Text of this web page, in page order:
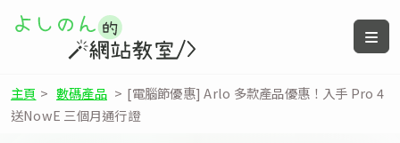
主頁 > 數碼產品 > [電腦節優惠] Arlo 多款產品優惠！入手 Pro 4
送NowE 三個月通行證